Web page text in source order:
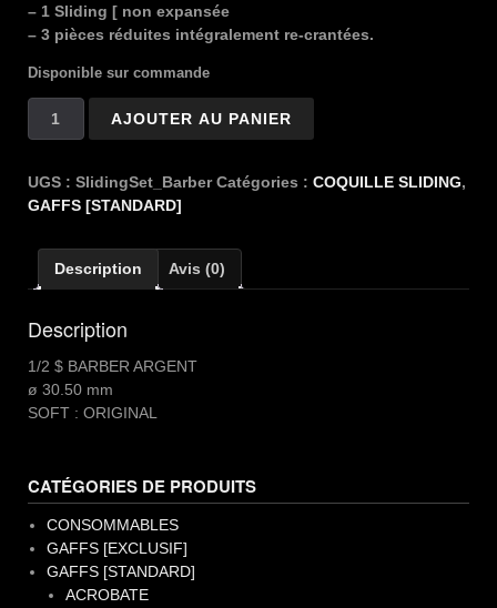
– 1 Sliding [ non expansée
– 3 pièces réduites intégralement re-crantées.
Disponible sur commande
SET
1/2
BARBER
AJOUTER AU PANIER
UGS : SlidingSet_Barber Catégories : COQUILLE SLIDING,
GAFFS [STANDARD]
Description Avis (0)
Description
1/2 $ BARBER ARGENT
ø 30.50 mm
SOFT : ORIGINAL
CATÉGORIES DE PRODUITS
CONSOMMABLES
GAFFS [EXCLUSIF]
GAFFS [STANDARD]
ACROBATE